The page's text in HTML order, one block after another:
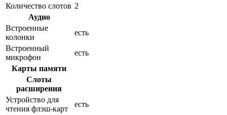
Количество слотов 2
Аудио
Встроенные
колонки
есть
Встроенный
микрофон
есть
Карты памяти
Слоты
расширения
Устройство для
чтения флэш-карт
есть